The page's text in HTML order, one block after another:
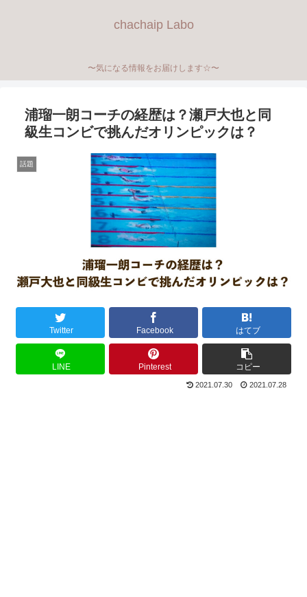
chachaip Labo
〜気になる情報をお届けします☆〜
浦瑠一朗コーチの経歴は？瀬戸大也と同
級生コンビで挑んだオリンピックは？
話題
Twitter Facebook はてブ
LINE Pinterest コピー
2021.07.30 2021.07.28